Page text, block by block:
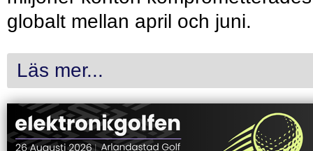
globalt mellan april och juni.
Läs mer...